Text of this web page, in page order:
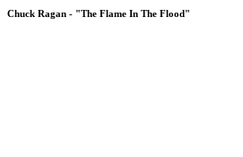
Chuck Ragan - "The Flame In The Flood"